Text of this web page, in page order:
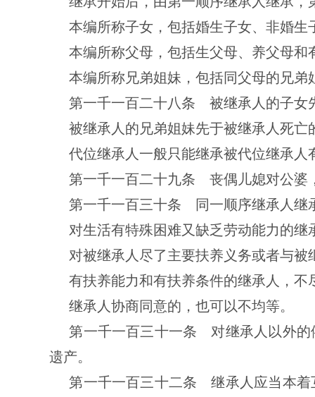
本编所称子女，包括婚生子女、非婚
本编所称父母，包括生父母、养父母和
本编所称兄弟姐妹，包括同父母的兄
第一千一百二十八条 被继承人的子女
被继承人的兄弟姐妹先于被继承人死
代位继承人一般只能继承被代位继承人
第一千一百二十九条 丧偶儿媳对公婆
第一千一百三十条 同一顺序继承人继
对生活有特殊困难又缺乏劳动能力的
对被继承人尽了主要扶养义务或者与
有扶养能力和有扶养条件的继承人，
继承人协商同意的，也可以不均等。
第一千一百三十一条 对继承人以外的
遗产。
第一千一百三十二条 继承人应当本着